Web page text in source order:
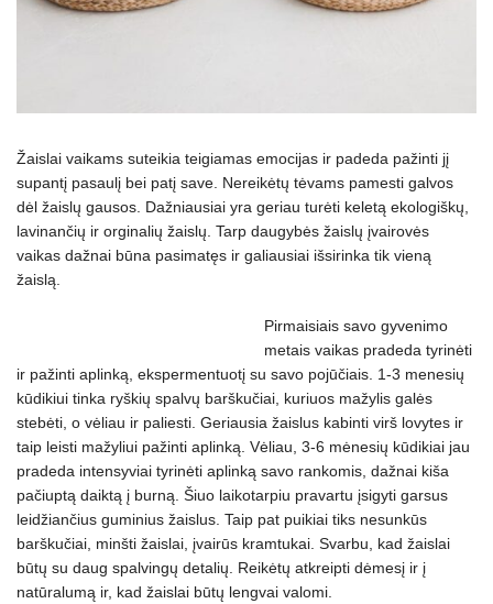
Žaislai vaikams suteikia teigiamas emocijas ir padeda pažinti jį
supantį pasaulį bei patį save. Nereikėtų tėvams pamesti galvos
dėl žaislų gausos. Dažniausiai yra geriau turėti keletą ekologiškų,
lavinančių ir orginalių žaislų. Tarp daugybės žaislų įvairovės
vaikas dažnai būna pasimatęs ir galiausiai išsirinka tik vieną
žaislą.
Pirmaisiais savo gyvenimo
metais vaikas pradeda tyrinėti
ir pažinti aplinką, ekspermentuotį su savo pojūčiais. 1-3 menesių
kūdikiui tinka ryškių spalvų barškučiai, kuriuos mažylis galės
stebėti, o vėliau ir paliesti. Geriausia žaislus kabinti virš lovytes ir
taip leisti mažyliui pažinti aplinką. Vėliau, 3-6 mėnesių kūdikiai jau
pradeda intensyviai tyrinėti aplinką savo rankomis, dažnai kiša
pačiuptą daiktą į burną. Šiuo laikotarpiu pravartu įsigyti garsus
leidžiančius guminius žaislus. Taip pat puikiai tiks nesunkūs
barškučiai, minšti žaislai, įvairūs kramtukai. Svarbu, kad žaislai
būtų su daug spalvingų detalių. Reikėtų atkreipti dėmesį ir į
natūralumą ir, kad žaislai būtų lengvai valomi.